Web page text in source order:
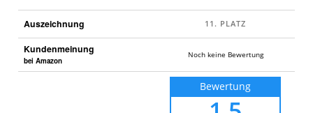
Auszeichnung
Kundenmeinung
bei Amazon
Noch keine Bewertung
Bewertung